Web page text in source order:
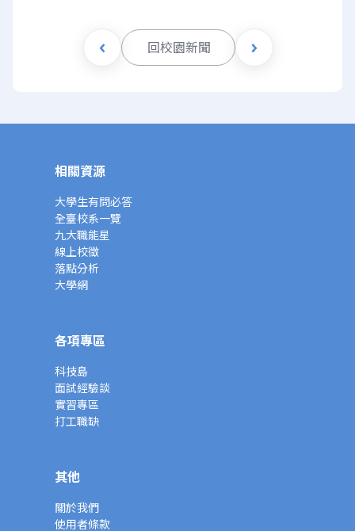
回校園新聞
相關資源
大學生有問必答
全臺校系一覽
九大職能星
線上校徵
落點分析
大學網
各項專區
科技島
面試經驗談
實習專區
打工職缺
其他
關於我們
使用者條款